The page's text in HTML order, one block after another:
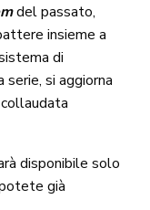
del passato,
insieme a
di
si aggiorna
disponibile solo
già